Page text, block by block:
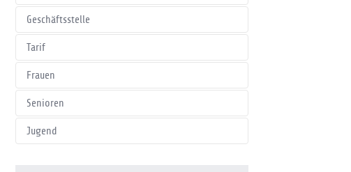
Geschäftsstelle
Tarif
Frauen
Senioren
Jugend